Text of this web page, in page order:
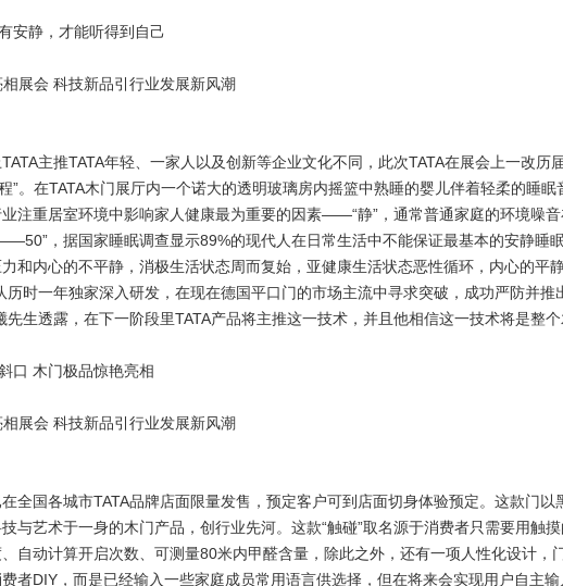
静，才能听得到自己
相展会 科技新品引行业发展新风潮
主推TATA年轻、一家人以及创新等企业文化不同，此次TATA在展会上一改历
。在TATA木门展厅内一个诺大的透明玻璃房内摇篮中熟睡的婴儿伴着轻柔的睡
注重居室环境中影响家人健康最为重要的因素——“静”，通常普通家庭的环境噪
，据国家睡眠调查显示89%的现代人在日常生活中不能保证最基本的安静睡
和内心的不平静，消极生活状态周而复始，亚健康生活状态恶性循环，内心的平
历时一年独家深入研发，在现在德国平口门的市场主流中寻求突破，成功严防并推
先生透露，在下一阶段里TATA产品将主推这一技术，并且他相信这一技术将是整个
口 木门极品惊艳亮相
相展会 科技新品引行业发展新风潮
国各城市TATA品牌店面限量发售，预定客户可到店面切身体验预定。这款门以
与艺术于一身的木门产品，创行业先河。这款“触碰”取名源于消费者只需要用触
自动计算开启次数、可测量80米内甲醛含量，除此之外，还有一项人性化设计，
者DIY，而是已经输入一些家庭成员常用语言供选择，但在将来会实现用户自主输